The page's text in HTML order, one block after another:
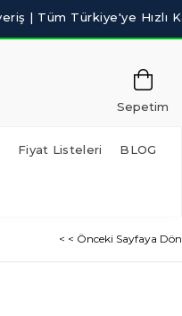
Sepetim
Fiyat Listeleri BLOG
< < Önceki Sayfaya Dön